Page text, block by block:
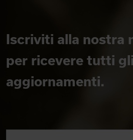
Iscriviti alla nostra
per ricevere tutti gli
aggiornamenti.